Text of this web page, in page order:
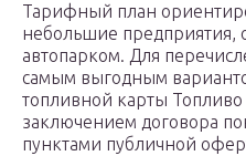
Тарифный план
небольшие
автопарком. Для
самым выгодным
топливной карты
заключением договора
пунктами публичной